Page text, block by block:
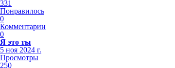
331
Понравилось
0
Комментарии
0
Я это ты
5 ноя 2024 г.
Просмотры
250